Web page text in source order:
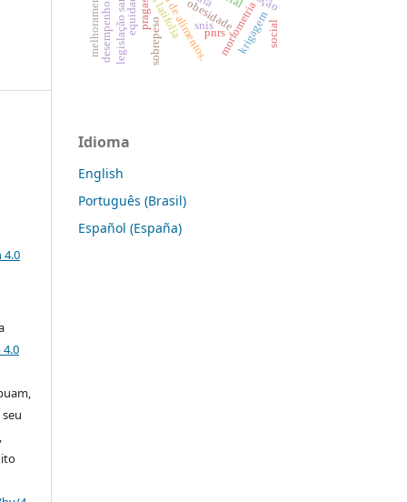
4.0
pragas morfometria
sobrepeso
obesidadekrigagem
pnrs
snis social
Idioma
English
Português (Brasil)
Español (España)